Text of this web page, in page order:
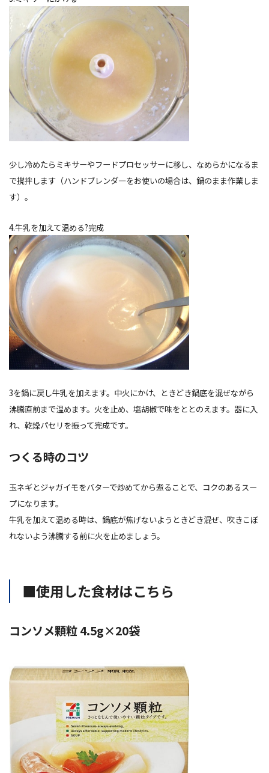
少し冷めたらミキサーやフードプロセッサーに移し、なめらかになるま
で撹拌します（ハンドブレンダ―をお使いの場合は、鍋のまま作業しま
す）。
4.牛乳を加えて温める?完成
3を鍋に戻し牛乳を加えます。中火にかけ、ときどき鍋底を混ぜながら
沸騰直前まで温めます。火を止め、塩胡椒で味をととのえます。器に入
れ、乾燥パセリを振って完成です。
つくる時のコツ
玉ネギとジャガイモをバターで炒めてから煮ることで、コクのあるスー
プになります。
牛乳を加えて温める時は、鍋底が焦げないようときどき混ぜ、吹きこぼ
れないよう沸騰する前に火を止めましょう。
■使用した食材はこちら
コンソメ顆粒 4.5g×20袋